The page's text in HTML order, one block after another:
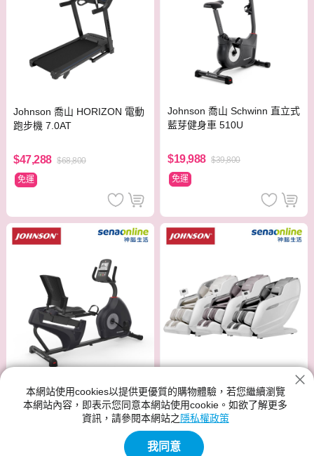
Johnson 喬山 HORIZON 電動
跑步機 7.0AT
$47,288 $68,800
免運
Johnson 喬山 Schwinn 直立式
藍芽健身車 510U
$19,988 $39,800
免運
Johnson 喬山 Schwinn 斜臥式
健身車 510R
Johnson 喬山 雅樂座按摩椅 A
380
$60,488
本網站使用cookies以提供更優質的購物體驗，若您繼續瀏覽
本網站內容，即表示您同意本網站使用cookie。如欲了解更多
資訊，請參閱本網站之 隱私權政策
我同意